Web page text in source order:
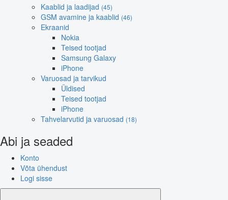
Kaablid ja laadijad (45)
GSM avamine ja kaablid (46)
Ekraanid
Nokia
Teised tootjad
Samsung Galaxy
iPhone
Varuosad ja tarvikud
Üldised
Teised tootjad
iPhone
Tahvelarvutid ja varuosad (18)
Abi ja seaded
Konto
Võta ühendust
Logi sisse